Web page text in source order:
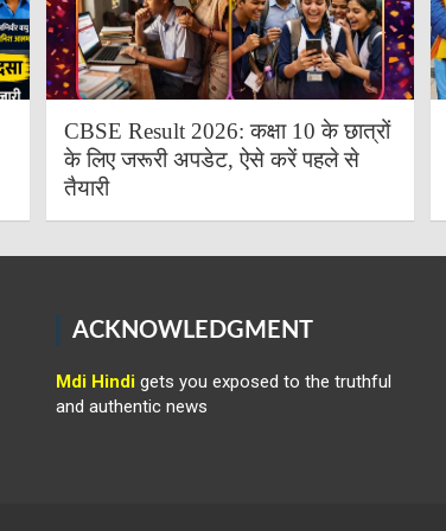
CBSE Result 2026: कक्षा 10 के छात्रों
के लिए जरूरी अपडेट, ऐसे करें पहले से
तैयारी
ACKNOWLEDGMENT
Mdi Hindi gets you exposed to the truthful
and authentic news